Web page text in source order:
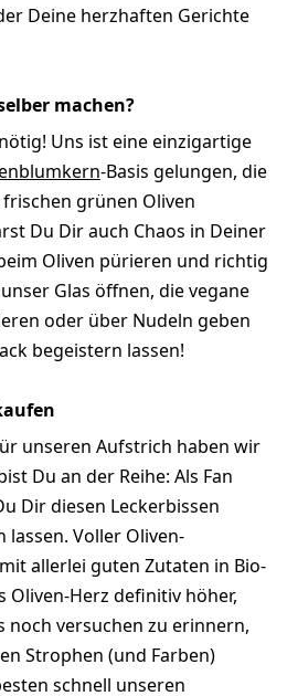
Deine herzhaften Gerichte
machen?
Uns ist eine einzigartige
-Basis gelungen, die
grünen Oliven
Du Dir auch Chaos in Deiner
Oliven pürieren und richtig
Glas öffnen, die vegane
oder über Nudeln geben
begeistern lassen!
unseren Aufstrich haben wir
Du an der Reihe: Als Fan
Dir diesen Leckerbissen
Voller Oliven-
allerlei guten Zutaten in Bio-
Oliven-Herz definitiv höher,
noch versuchen zu erinnern,
Strophen (und Farben)
schnell unseren